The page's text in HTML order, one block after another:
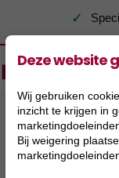
✓
Deze website
Wij gebruiken
inzicht te krijgen in
Bij weigering